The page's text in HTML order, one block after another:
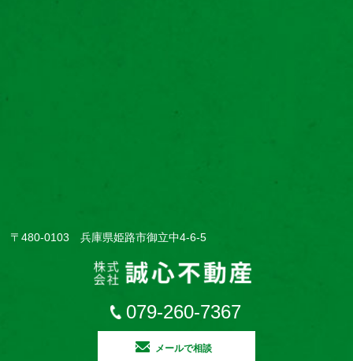
079-260-7367
メールで相談
〒480-0103 兵庫県姫路市御立中4-6-5